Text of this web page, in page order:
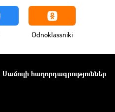
Odnoklassniki
Մամուլի հաղորդագրություններ